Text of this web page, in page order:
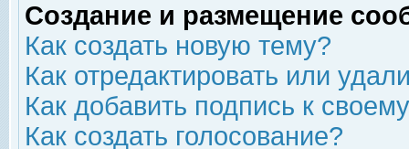
Создание и размещение
Как создать новую тему?
Как отредактировать или
Как добавить подпись к
Как создать голосование?